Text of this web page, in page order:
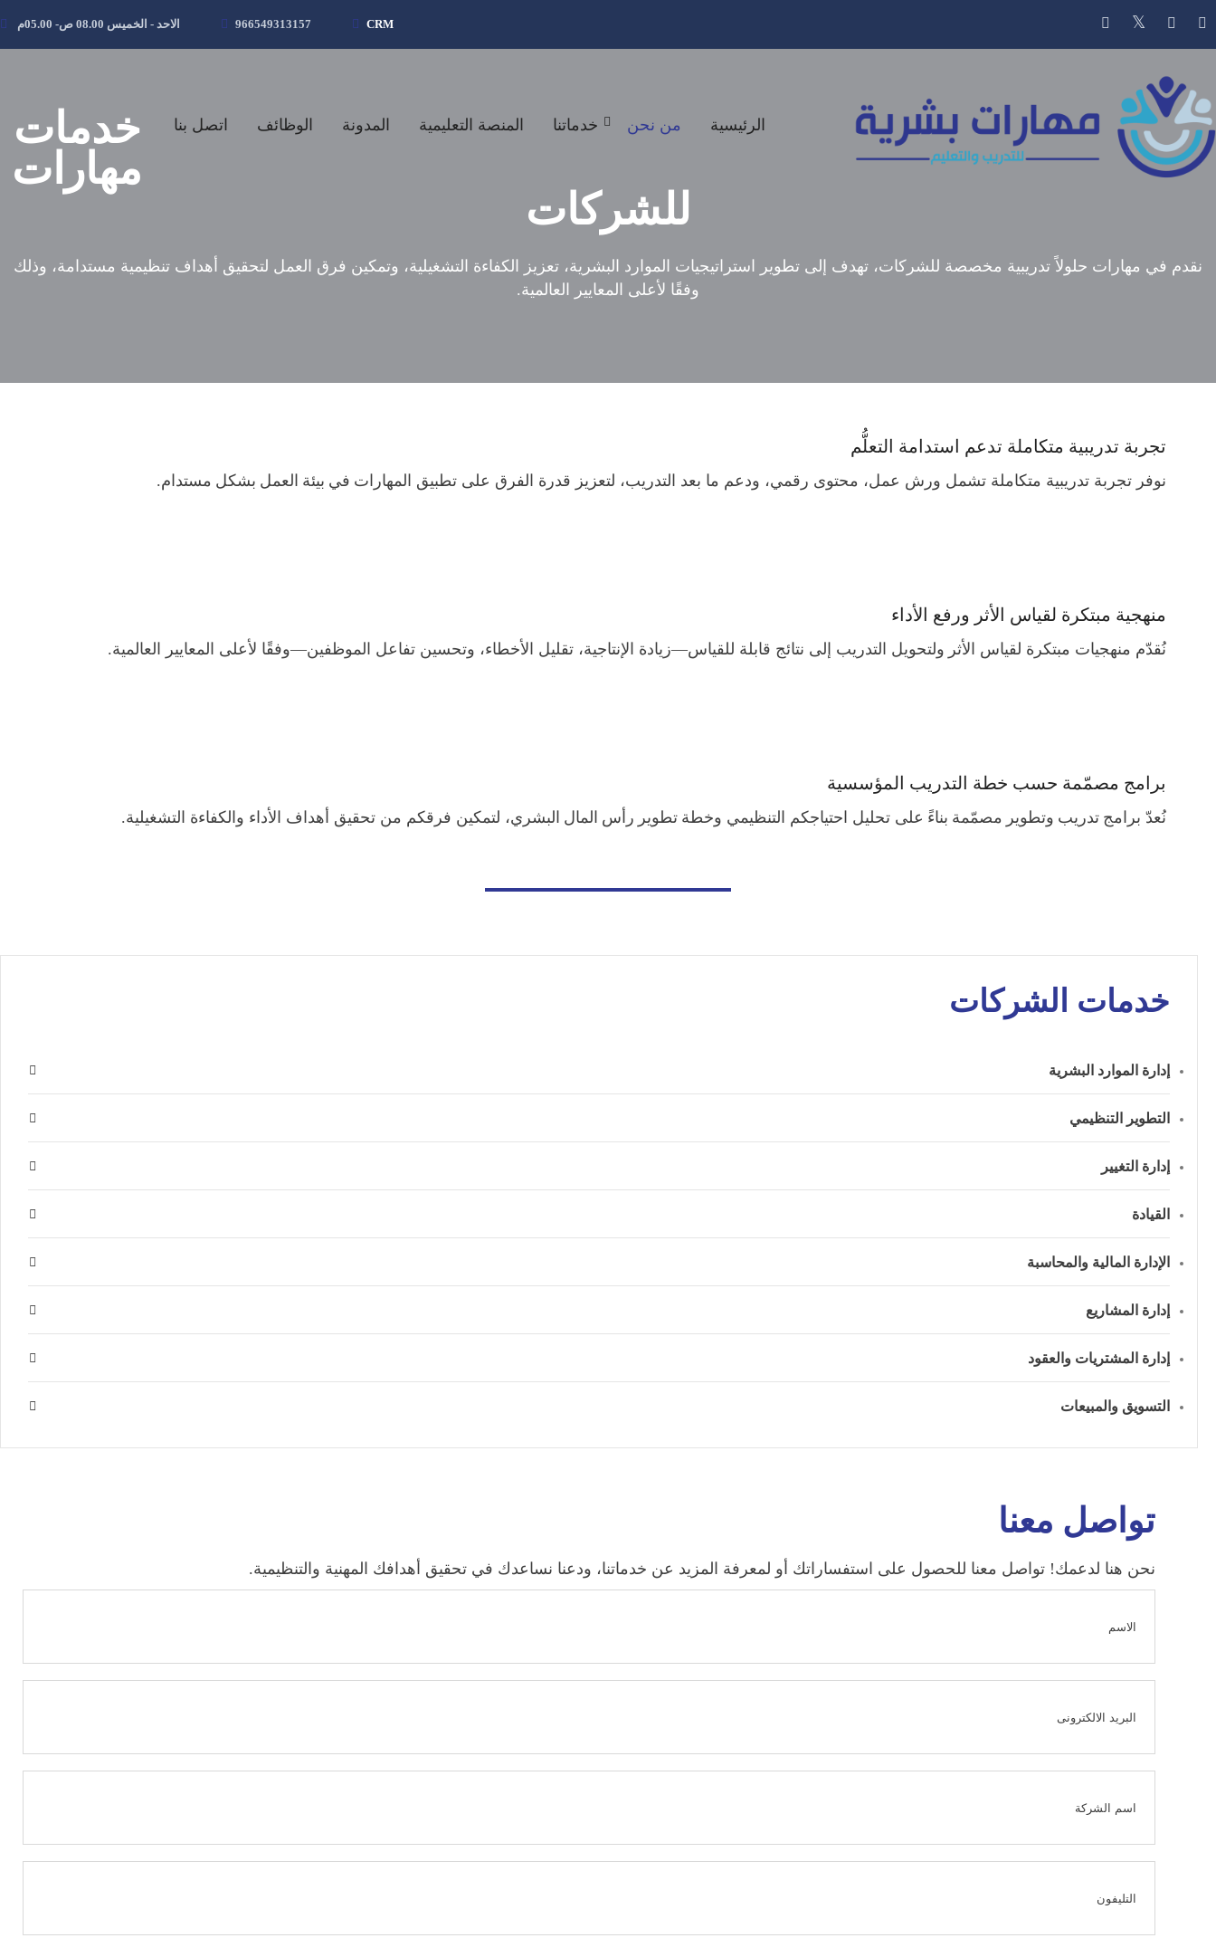
الاحد - الخميس 08.00 ص- 05.00م 966549313157 CRM
الرئيسية من نحن خدماتنا المنصة التعليمية المدونة الوظائف اتصل بنا
خدمات
مهارات
للشركات
نقدم في مهارات حلولاً تدريبية مخصصة للشركات، تهدف إلى تطوير استراتيجيات الموارد البشرية، تعزيز الكفاءة التشغيلية، وتمكين فرق العمل لتحقيق أهداف تنظيمية مستدامة، وذلك
وفقًا لأعلى المعايير العالمية.
تجربة تدريبية متكاملة تدعم استدامة التعلُّم
نوفر تجربة تدريبية متكاملة تشمل ورش عمل، محتوى رقمي، ودعم ما بعد التدريب، لتعزيز قدرة الفرق على تطبيق المهارات في بيئة العمل بشكل مستدام.
منهجية مبتكرة لقياس الأثر ورفع الأداء
نُقدّم منهجيات مبتكرة لقياس الأثر ولتحويل التدريب إلى نتائج قابلة للقياس—زيادة الإنتاجية، تقليل الأخطاء، وتحسين تفاعل الموظفين—وفقًا لأعلى المعايير العالمية.
برامج مصمّمة حسب خطة التدريب المؤسسية
نُعدّ برامج تدريب وتطوير مصمّمة بناءً على تحليل احتياجكم التنظيمي وخطة تطوير رأس المال البشري، لتمكين فرقكم من تحقيق أهداف الأداء والكفاءة التشغيلية.
خدمات الشركات
إدارة الموارد البشرية
التطوير التنظيمي
إدارة التغيير
القيادة
الإدارة المالية والمحاسبة
إدارة المشاريع
إدارة المشتريات والعقود
التسويق والمبيعات
تواصل معنا
نحن هنا لدعمك! تواصل معنا للحصول على استفساراتك أو لمعرفة المزيد عن خدماتنا، ودعنا نساعدك في تحقيق أهدافك المهنية والتنظيمية.